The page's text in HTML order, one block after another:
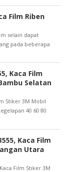
Film Riben
selain dapat
pada beberapa
Kaca Film
Selatan
Stiker 3M Mobil
40 60 80
Kaca Film
Utara
Film Stiker 3M